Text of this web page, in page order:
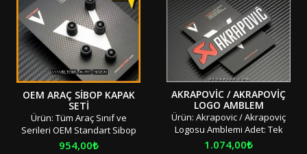
Gönderi &amp; İndirimli
Kargo "" Türkiye'nin Her
Yerine Aras Kargo ile İndirimli
Kargo &amp; Tek...
Gönderi &amp; İndirimli
Kargo "" Türkiye'nin Her
Yerine Aras Kargo ile İndirimli
Kargo &amp; Tek Seferde
ve...
OEM ARAÇ SIBOP KAPAK
SETI
Ürün: Tüm Araç Sınıf ve
Serileri OEM Standart Sibop
Kapak Seti Adet: 4 Parça
Fiyat
954,00₺
AKRAPOVIC / AKRAPOVIÇ
LOGO AMBLEM
Ürün: Akrapovic / Akrapoviç
Logosu Amblemi Adet: Tek
Parça Boyut: Standart
Fiyat
1.074,00₺